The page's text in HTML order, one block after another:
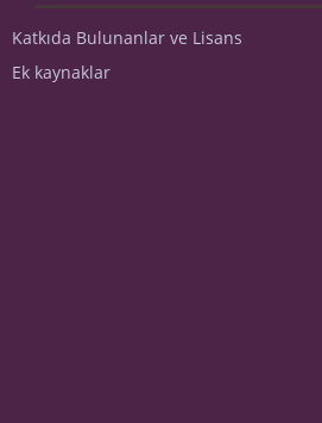
Katkıda Bulunanlar ve Lisans
Ek kaynaklar